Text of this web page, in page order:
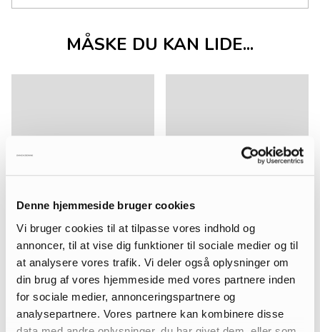
Denne hjemmeside bruger cookies
Vi bruger cookies til at tilpasse vores indhold og
annoncer, til at vise dig funktioner til sociale medier og til
at analysere vores trafik. Vi deler også oplysninger om
din brug af vores hjemmeside med vores partnere inden
for sociale medier, annonceringspartnere og
analysepartnere. Vores partnere kan kombinere disse
MÅSKE DU KAN LIDE...